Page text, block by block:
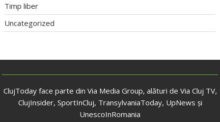
Timp liber
Uncategorized
ClujToday face parte din Via Media Group, alături de Via Cluj TV,
ClujInsider, SportInCluj, TransylvaniaToday, UpNews și
UnescoInRomania